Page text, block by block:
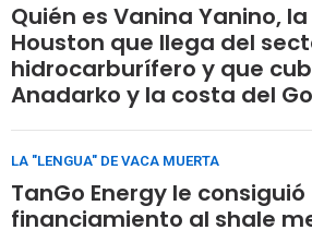
Quién es Vanina Yanino,
Houston que llega del
hidrocarburífero y que
Anadarko y la costa del
LA "LENGUA" DE VACA MUERTA
TanGo Energy le consiguió
financiamiento al shale